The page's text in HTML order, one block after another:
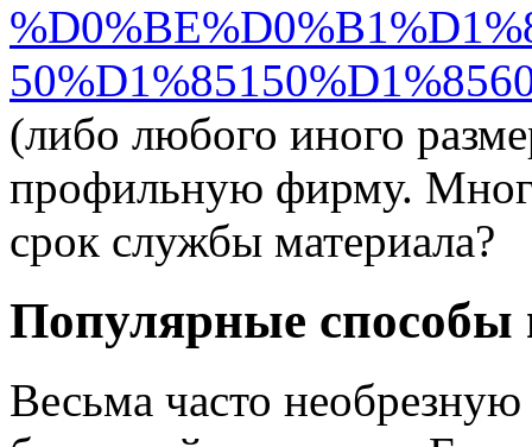
(либо любого иного
профильную фирму.
срок службы материала?
Популярные способы
Весьма часто